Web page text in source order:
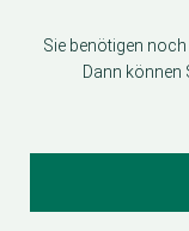
Sie benötigen
Dann